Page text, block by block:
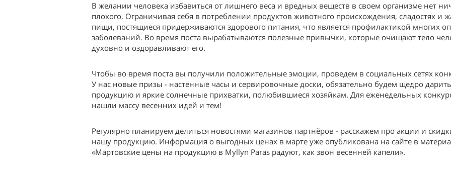
В желании человека избавиться от лишнего веса и вредных веществ в своем организме нет
плохого. Ограничивая себя в потреблении продуктов животного происхождения, сладостях и
пищи, постящиеся придерживаются здорового питания, что является профилактикой многих
заболеваний. Во время поста вырабатываются полезные привычки, которые очищают тело
духовно и оздоравливают его.
Чтобы во время поста вы получили положительные эмоции, проведем в социальных сетях
У нас новые призы - настенные часы и сервировочные доски, обязательно будем щедро дарить
продукцию и яркие солнечные прихватки, полюбившиеся хозяйкам. Для еженедельных
нашли массу весенних идей и тем!
Регулярно планируем делиться новостями магазинов партнёров - расскажем про акции и
нашу продукцию. Информация о выгодных ценах в марте уже опубликована на сайте в
«Мартовские цены на продукцию в Myllyn Paras радуют, как звон весенней капели».